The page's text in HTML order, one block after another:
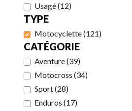
Usagé(12)
TYPE
Motocyclette(121)
CATÉGORIE
Aventure(39)
Motocross (34)
Sport(28)
Enduros (17)